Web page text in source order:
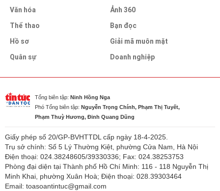
Văn hóa
Thể thao
Hồ sơ
Quân sự
Ảnh 360
Bạn đọc
Giải mã muôn mặt
Doanh nghiệp
Tổng biên tập: Ninh Hồng Nga
Phó Tổng biên tập: Nguyễn Trọng Chính, Phạm Thị Tuyết,
Phạm Thuỳ Hương, Đinh Quang Dũng
Giấy phép số 20/GP-BVHTTDL cấp ngày 18-4-2025.
Trụ sở chính: Số 5 Lý Thường Kiệt, phường Cửa Nam, Hà Nội
Điện thoại: 024.38248605/39330336; Fax: 024.38253753
Phòng đại diện tại Thành phố Hồ Chí Minh: 116 - 118 Nguyễn Thị
Minh Khai, phường Xuân Hoà; Điện thoại: 028.39303464
Email: toasoantintuc@gmail.com